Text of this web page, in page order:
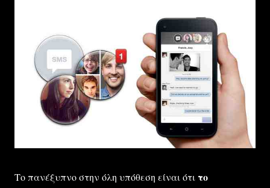
Το πανέξυπνο στην όλη υπόθεση είναι ότι το